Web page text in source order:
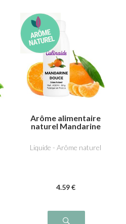
Arôme alimentaire
naturel Mandarine
Liquide - Arôme naturel
4.59 €